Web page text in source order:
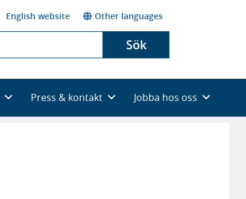
English website Other languages
Sök
Press & kontakt Jobba hos oss